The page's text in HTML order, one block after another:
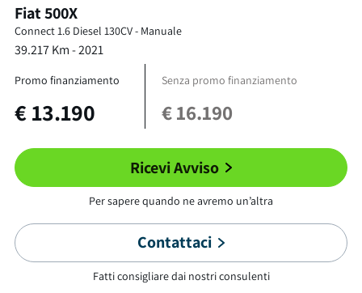
Fiat500X
Connect1.6 Diesel 130CV- Manuale
39.217Km -2021
Promo finanziamento
€13.190
Senza promo finanziamento
€16.190
Ricevi Avviso
Per sapere quando ne avremo un’altra
Contattaci
Fatti consigliare dai nostri consulenti